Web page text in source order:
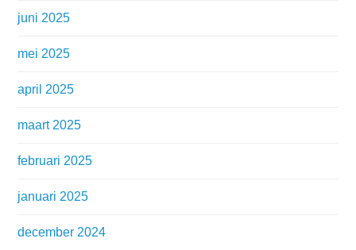
juni 2025
mei 2025
april 2025
maart 2025
februari 2025
januari 2025
december 2024